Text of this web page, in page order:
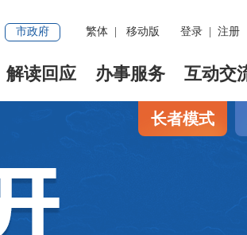
市政府 繁体 移动版 登录 注册
解读回应 办事服务 互动交
长者模式